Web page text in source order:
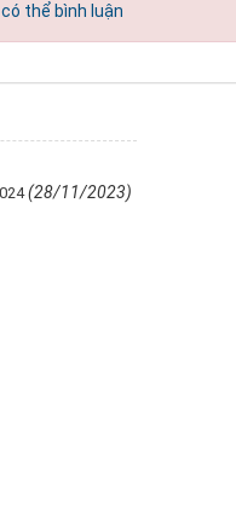
thể bình luận
(28/11/2023)